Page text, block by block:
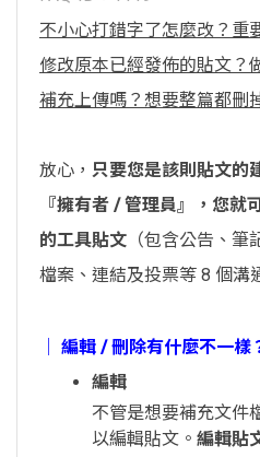
不小心打錯字了怎麼改？重
修改原本已經發佈的貼文？
補充上傳嗎？想要整篇都刪
放心， 只要您是該則貼文的
『擁有者 / 管理員』，您就
的工具貼文 （包含公告、筆
檔案、連結及投票等 8 個溝
│ 編輯 / 刪除有什麼不一樣
編輯
不管是想要補充文件
以編輯貼文。 編輯貼